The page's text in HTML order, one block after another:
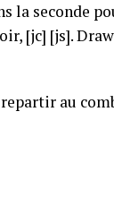
la seconde
[jc] [js].
au